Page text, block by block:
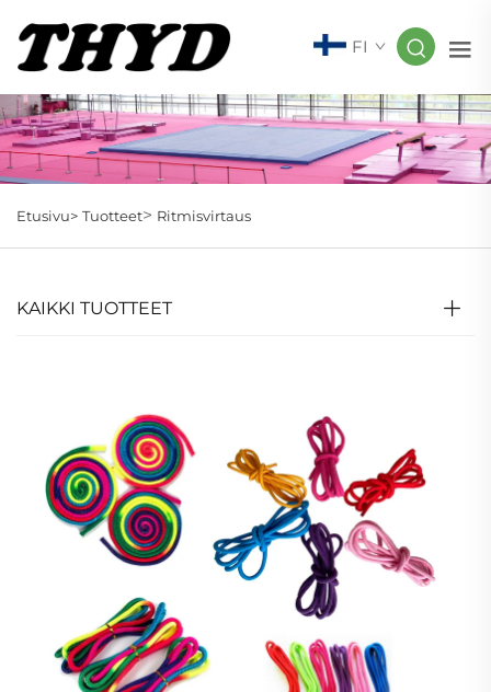
FI
Etusivu> Tuotteet> Ritmisvirtaus
KAIKKI TUOTTEET